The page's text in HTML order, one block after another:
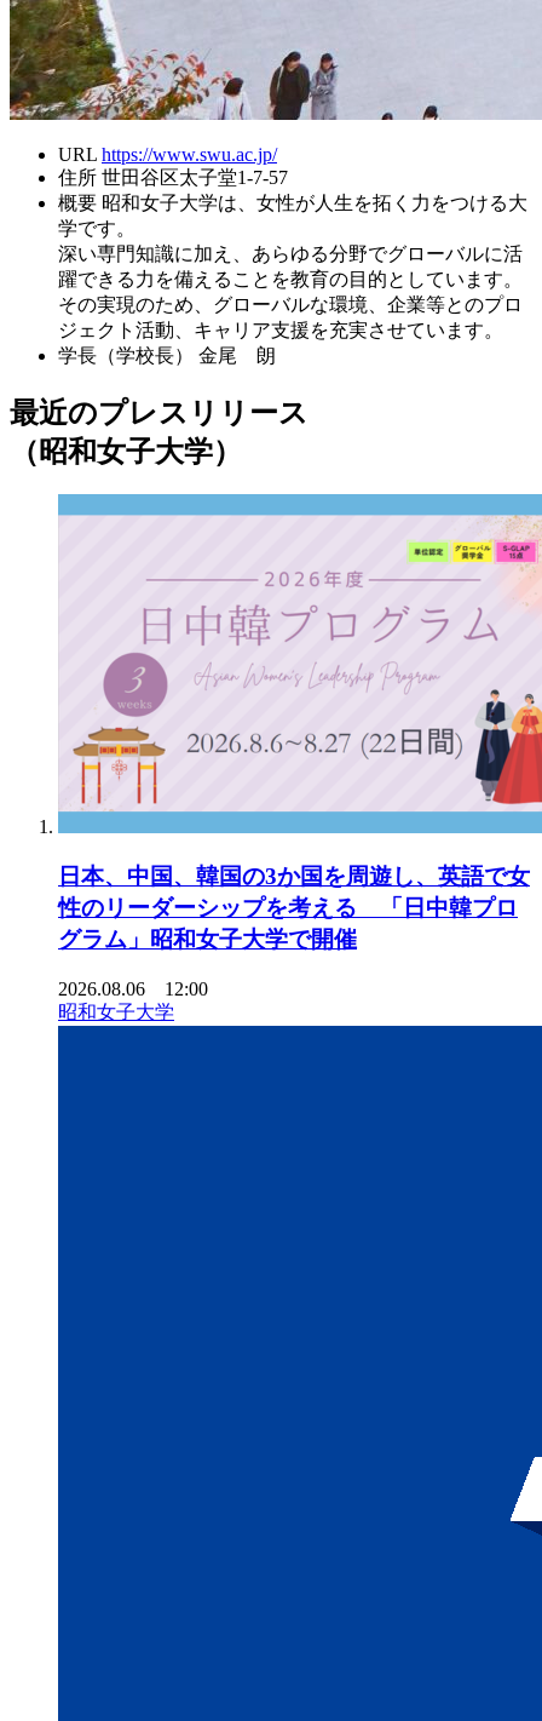
URL https://www.swu.ac.jp/
住所 世田谷区太子堂1-7-57
概要 昭和女子大学は、女性が人生を拓く力をつける大
学です。
深い専門知識に加え、あらゆる分野でグローバルに活
躍できる力を備えることを教育の目的としています。
その実現のため、グローバルな環境、企業等とのプロ
ジェクト活動、キャリア支援を充実させています。
学長（学校長）
金尾 朗
最近のプレスリリース
（昭和女子大学）
日本、中国、韓国の3か国を周遊し、英語で女
性のリーダーシップを考える 「日中韓プロ
グラム」昭和女子大学で開催
2026.08.06 12:00
昭和女子大学